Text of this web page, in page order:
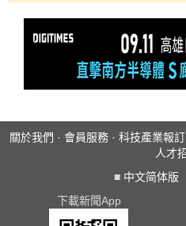
關於我們 · 會員服務 · 科技產業報訂
人才
■ 中文简体版
下載新聞App